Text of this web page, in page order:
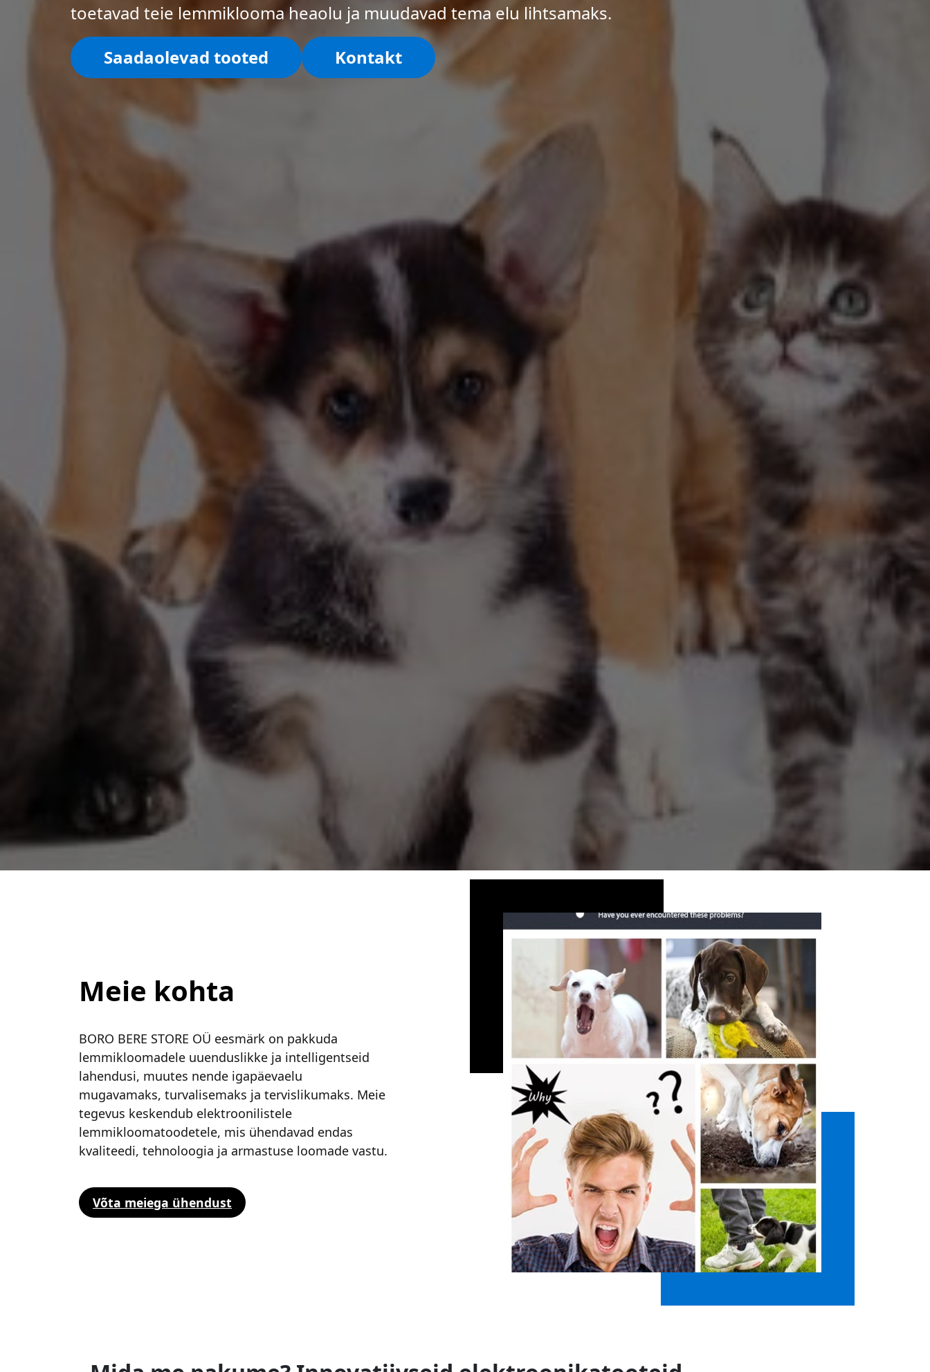
toetavad teie lemmiklooma heaolu ja muudavad tema elu lihtsamaks.
Saadaolevad tooted
Kontakt
Meie kohta
BORO BERE STORE OÜ eesmärk on pakkuda
lemmikloomadele uuenduslikke ja intelligentseid
lahendusi, muutes nende igapäevaelu
mugavamaks, turvalisemaks ja tervislikumaks. Meie
tegevus keskendub elektroonilistele
lemmikloomatoodetele, mis ühendavad endas
kvaliteedi, tehnoloogia ja armastuse loomade vastu.
Võta meiega ühendust